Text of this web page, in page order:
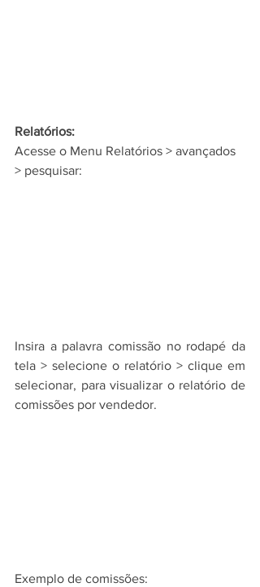
Relatórios:
Acesse o Menu Relatórios > avançados
> pesquisar:
Insira a palavra comissão no rodapé da
tela > selecione o relatório > clique em
selecionar, para visualizar o relatório de
comissões por vendedor.
Exemplo de comissões: